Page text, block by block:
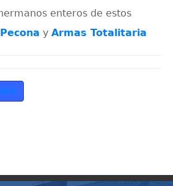
enteros de estos
y Armas Totalitaria